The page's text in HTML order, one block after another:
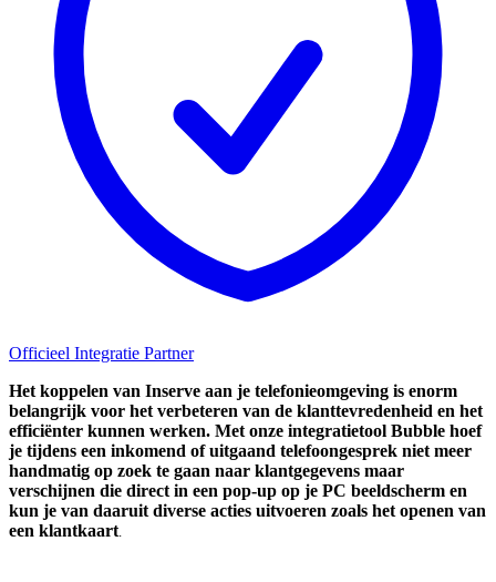
Officieel Integratie Partner
Het koppelen van Inserve aan je telefonieomgeving is enorm
belangrijk voor het verbeteren van de klanttevredenheid en het
efficiënter kunnen werken. Met onze integratietool Bubble hoef
je tijdens een inkomend of uitgaand telefoongesprek niet meer
handmatig op zoek te gaan naar klantgegevens maar
verschijnen die direct in een pop-up op je PC beeldscherm en
kun je van daaruit diverse acties uitvoeren zoals het openen van
een klantkaart.